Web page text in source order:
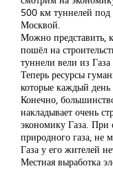
500 км туннелей
Москвой.
Можно представить,
пошёл на
туннели вели из
Теперь ресурсы
которые каждый день
Конечно,
накладывает очень
экономику Газа.
природного газа, не
Газа у его жителей
Местная выработка